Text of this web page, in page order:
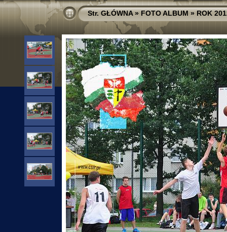
Str. GŁÓWNA»FOTO ALBUM»ROK